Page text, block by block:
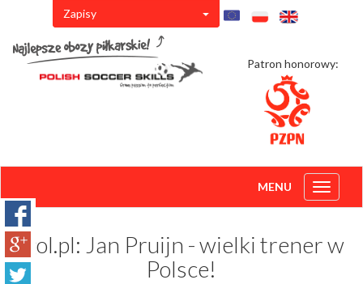
Zapisy
Patron honorowy:
Toggle
MENU
Igol.pl: Jan Pruijn - wielki trener w
Polsce!